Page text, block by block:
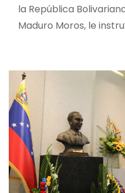
la República
Maduro Moros, le